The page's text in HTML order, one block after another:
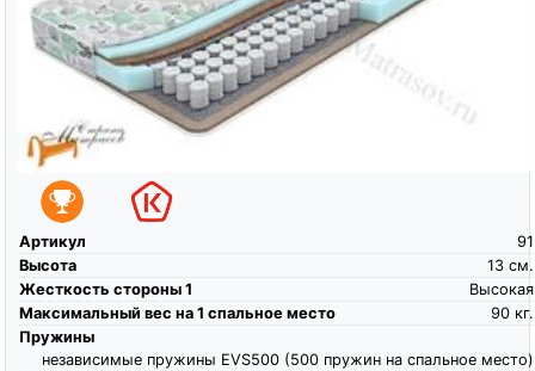
Артикул
91
Высота
см.
13
Жесткость стороны 1
Высокая
Максимальный вес на 1 спальное место
кг.
90
Пружины
независимые пружины EVS500 (500 пружин на спальное место)